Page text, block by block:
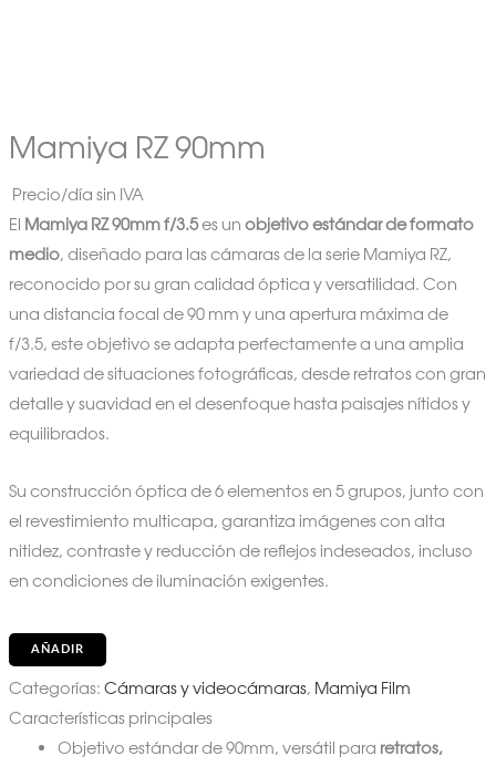
Mamiya RZ 90mm
Precio/día sin IVA
El Mamiya RZ 90mm f/3.5es un objetivo estándar de formato
medio, diseñado para las cámaras de la serie Mamiya RZ,
reconocido por su gran calidad óptica y versatilidad. Con
una distancia focal de 90 mm y una apertura máxima de
f/3.5, este objetivo se adapta perfectamente a una amplia
variedad de situaciones fotográficas, desde retratos con gran
detalle y suavidad en el desenfoque hasta paisajes nítidos y
equilibrados.
Su construcción óptica de 6 elementos en 5 grupos, junto con
el revestimiento multicapa, garantiza imágenes con alta
nitidez, contraste y reducción de reflejos indeseados, incluso
en condiciones de iluminación exigentes.
AÑADIR
Categorías: Cámaras y videocámaras, Mamiya Film
Características principales
Objetivo estándar de 90mm, versátil para retratos,